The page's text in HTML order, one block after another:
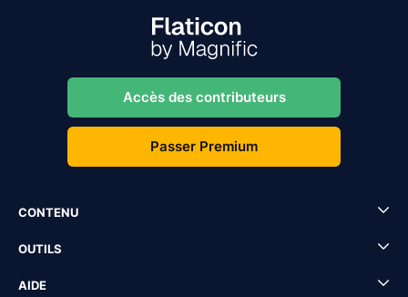
Accès des contributeurs
Passer Premium
CONTENU
OUTILS
AIDE